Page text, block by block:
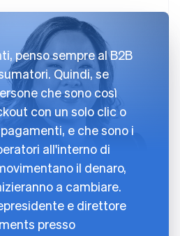
penso sempre al B2B
Quindi, se
che sono così
con un solo clic o
e che sono i
all'interno di
il denaro,
a cambiare.
e direttore
presso